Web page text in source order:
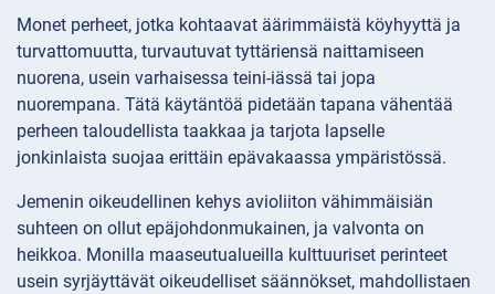
Monet perheet, jotka kohtaavat äärimmäistä köyhyyttä ja
turvattomuutta, turvautuvat tyttäriensä naittamiseen
nuorena, usein varhaisessa teini-iässä tai jopa
nuorempana. Tätä käytäntöä pidetään tapana vähentää
perheen taloudellista taakkaa ja tarjota lapselle
jonkinlaista suojaa erittäin epävakaassa ympäristössä.
Jemenin oikeudellinen kehys avioliiton vähimmäisiän
suhteen on ollut epäjohdonmukainen, ja valvonta on
heikkoa. Monilla maaseutualueilla kulttuuriset perinteet
usein syrjäyttävät oikeudelliset säännökset, mahdollistaen